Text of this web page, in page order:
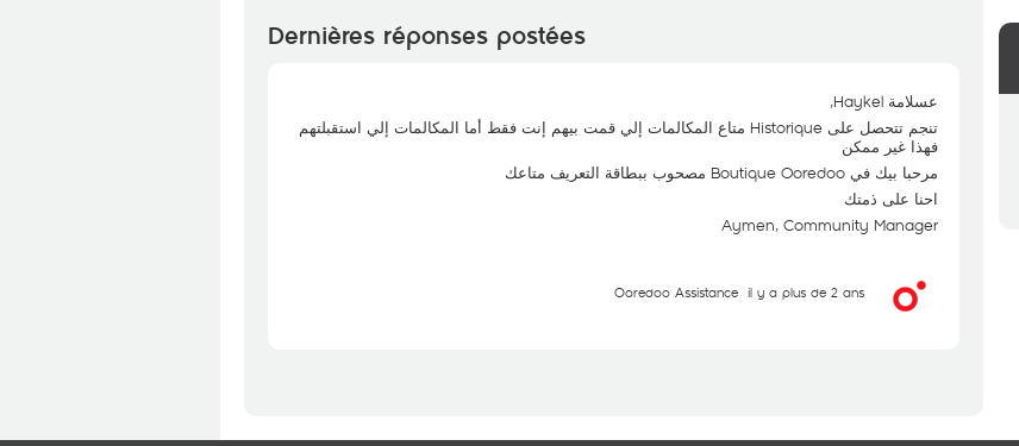
Dernières réponses postées
عسلامة Haykel,
تنجم تتحصل على Historique متاع المكالمات إلي قمت بيهم إنت فقط أما المكالمات إلي استقبلتهم
فهذا غير ممكن
مرحبا بيك في Boutique Ooredoo مصحوب ببطاقة التعريف متاعك
احنا على ذمتك
Aymen, Community Manager
Ooredoo Assistance il y a plus de 2 ans